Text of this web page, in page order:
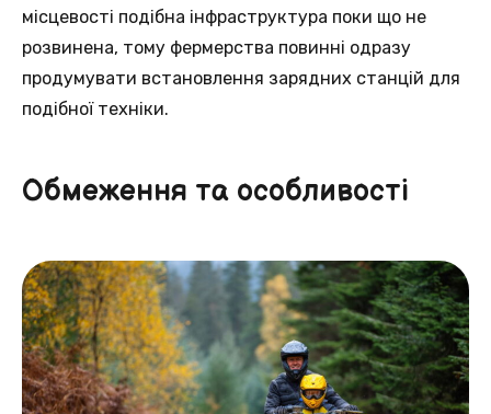
місцевості подібна інфраструктура поки що не
розвинена, тому фермерства повинні одразу
продумувати встановлення зарядних станцій для
подібної техніки.
Обмеження та особливості